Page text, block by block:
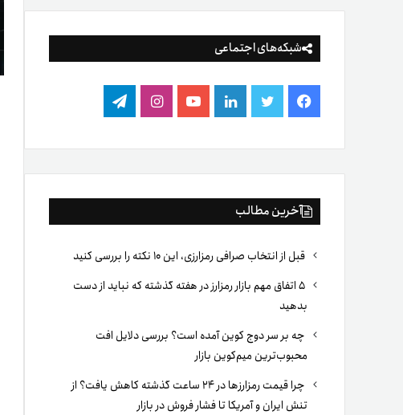
شبکه‌های اجتماعی
فیس
بوک
توییتر لینکدینیوتیوباینستاگرام
تلگرام
آخرین مطالب
قبل از انتخاب صرافی رمزارزی، این ۱۰ نکته را بررسی کنید
۵ اتفاق مهم بازار رمزارز در هفته گذشته که نباید از دست
بدهید
چه بر سر دوج کوین آمده است؟ بررسی دلایل افت
محبوب‌ترین میم‌کوین بازار
چرا قیمت رمزارزها در ۲۴ ساعت گذشته کاهش یافت؟ از
تنش ایران و آمریکا تا فشار فروش در بازار